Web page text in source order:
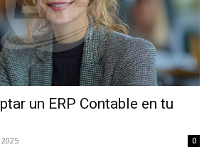
un ERP Contable en tu
0